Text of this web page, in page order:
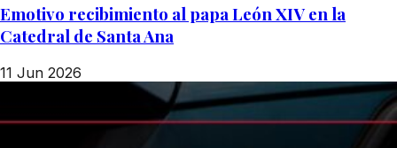
Emotivo recibimiento al papa León XIV en la
Catedral de Santa Ana
11 Jun 2026